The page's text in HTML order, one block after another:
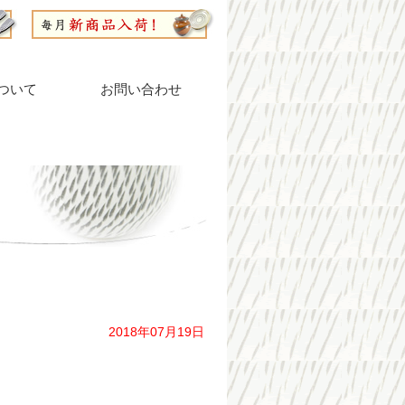
いて お問い合わせ
2018年07月19日